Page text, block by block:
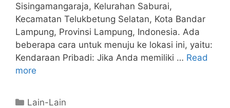
Sisingamangaraja, Kelurahan Saburai,
Kecamatan Telukbetung Selatan, Kota Bandar
Lampung, Provinsi Lampung, Indonesia. Ada
beberapa cara untuk menuju ke lokasi ini, yaitu:
Kendaraan Pribadi: Jika Anda memiliki … Read
more
Categories
Lain-Lain